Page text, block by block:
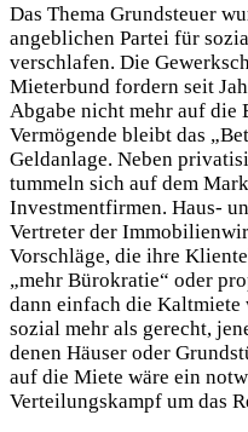
Das Thema Grundsteuer
angeblichen Partei für
verschlafen. Die
Mieterbund fordern seit
Abgabe nicht mehr auf die
Vermögende bleibt das
Geldanlage. Neben
tummeln sich auf dem
Investmentfirmen. Haus-
Vertreter der
Vorschläge, die ihre
„mehr Bürokratie“ oder
dann einfach die Kaltmiete
sozial mehr als gerecht,
denen Häuser oder
auf die Miete wäre ein
Verteilungskampf um das